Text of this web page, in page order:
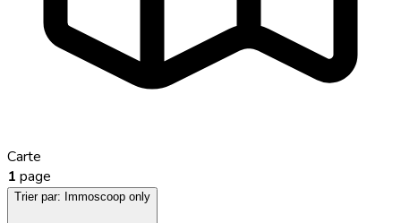
Carte
1 page
Trier par: Immoscoop only